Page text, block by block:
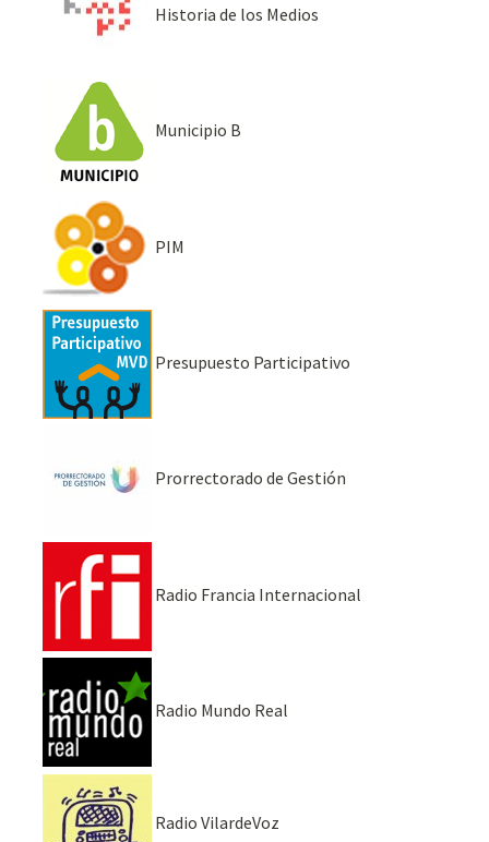
Historia de los Medios
Municipio B
PIM
Presupuesto Participativo
Prorrectorado de Gestión
Radio Francia Internacional
Radio Mundo Real
Radio VilardeVoz